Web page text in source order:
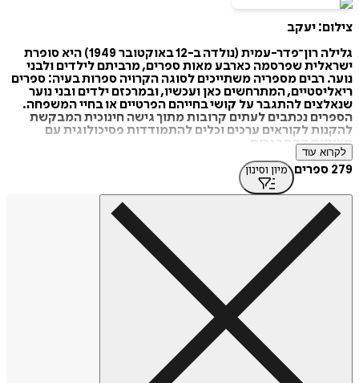
צילום: יעקב
גלילה רון־פדר-עמית (נולדה ב-12 באוקטובר 1949) היא סופרת
ישראלית שפרסמה כארבע מאות ספרים, מרביתם לילדים ולבני
נוער. רבים מספריה משתייכים לסוגה הקרויה ספרות בעיה: ספרים
ריאליסטיים, המתרחשים כאן ועכשיו, ובמרכזם ילדים ובני נוער
שנאלצים להתגבר על קושי בחייהם הפרטיים או בחיי המשפחה.
הספרים נכתבים לעתים קרובות מתוך גישה חינוכית המבקשת
להקנות לקוראים ערכים וכלים להתמודדות פסיכולוגית עם
מצוקות ההתבגרות.
לקרוא עוד
279 ספרים מיון וסינון